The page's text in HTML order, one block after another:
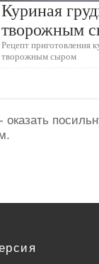
Куриная
творожным
Рецепт приготовления
творожным сыром
оказать